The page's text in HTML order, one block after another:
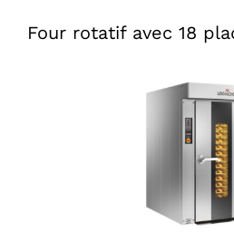
Four rotatif avec 18